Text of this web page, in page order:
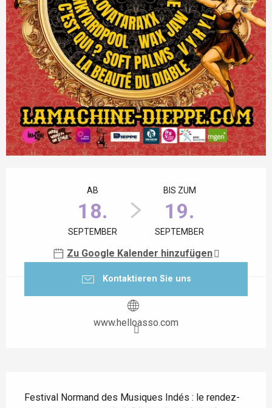
AB
18.
SEPTEMBER
BIS ZUM
19.
SEPTEMBER
Zu Google Kalender hinzufügen
Kontaktieren Sie uns
www.helloasso.com
Festival Normand des Musiques Indés : le rendez-